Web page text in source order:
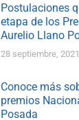
Postulaciones
etapa de los
Aurelio Llano
28 septiembre, 2021
Conoce más
premios
Posada